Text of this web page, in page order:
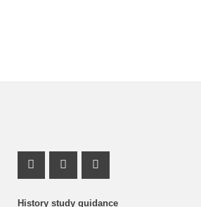
History study guidance
Instagram Profile
Mastodon Profile
Youtube Profile